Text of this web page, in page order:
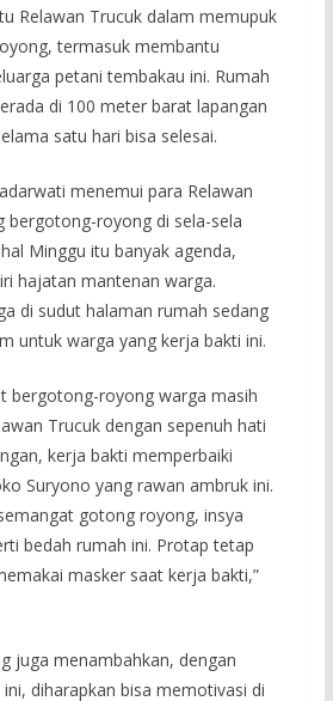
Relawan Trucuk dalam memupuk
termasuk membantu
petani tembakau ini. Rumah
di 100 meter barat lapangan
satu hari bisa selesai.
menemui para Relawan
bergotong-royong di sela-sela
Minggu itu banyak agenda,
hajatan mantenan warga.
di sudut halaman rumah sedang
untuk warga yang kerja bakti ini.
bergotong-royong warga masih
Trucuk dengan sepenuh hati
kerja bakti memperbaiki
Suryono yang rawan ambruk ini.
gotong royong, insya
bedah rumah ini. Protap tetap
masker saat kerja bakti,”
juga menambahkan, dengan
diharapkan bisa memotivasi di